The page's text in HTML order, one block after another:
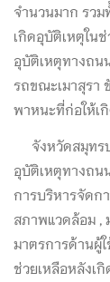
จำนวนมาก รว
เกิดอุบัติเหตุใน
อุบัติเหตุทางถน
รถขณะเมาสุรา
พาหนะที่ก่อให้เ
จังหวัดสมุทร
อุบัติเหตุทางถน
การบริหารจัดก
สภาพแวดล้อม ,
มาตรการด้านผู้
ช่วยเหลือหลังเ